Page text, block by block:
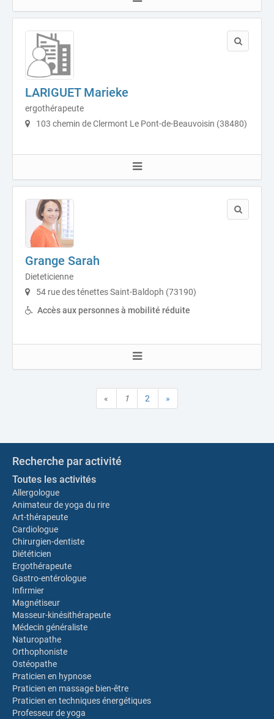
LARIGUET Marieke
ergothérapeute
103 chemin de Clermont Le Pont-de-Beauvoisin (38480)
Grange Sarah
Dieteticienne
54 rue des ténettes Saint-Baldoph (73190)
Accès aux personnes à mobilité réduite
« 1 2 »
Recherche par activité
Toutes les activités
Allergologue
Animateur de yoga du rire
Art-thérapeute
Cardiologue
Chirurgien-dentiste
Diététicien
Ergothérapeute
Gastro-entérologue
Infirmier
Magnétiseur
Masseur-kinésithérapeute
Médecin généraliste
Naturopathe
Orthophoniste
Ostéopathe
Praticien en hypnose
Praticien en massage bien-être
Praticien en techniques énergétiques
Professeur de yoga